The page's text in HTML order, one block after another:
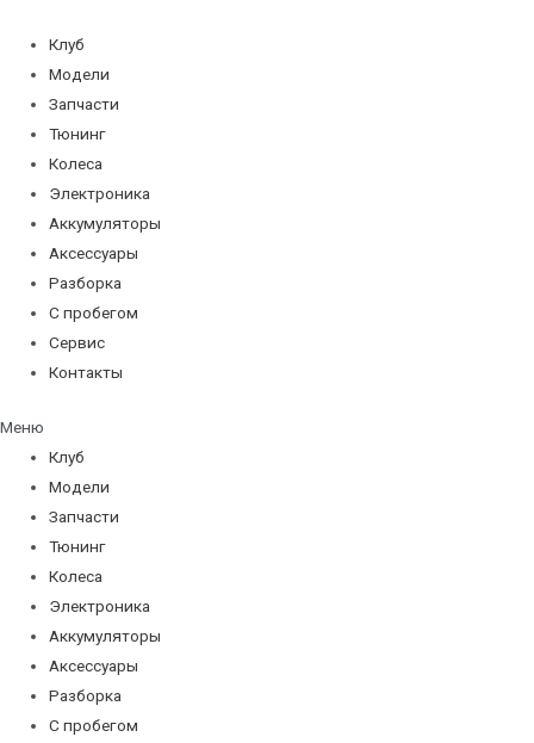
содержимому
Клуб
Модели
Запчасти
Тюнинг
Колеса
Электроника
Аккумуляторы
Аксессуары
Разборка
С пробегом
Сервис
Контакты
Меню
Клуб
Модели
Запчасти
Тюнинг
Колеса
Электроника
Аккумуляторы
Аксессуары
Разборка
С пробегом